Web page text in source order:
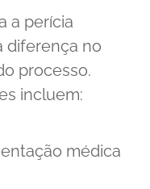
a perícia
diferença no
processo.
incluem:
médica